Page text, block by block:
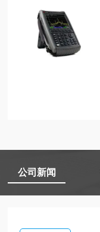
公司新闻